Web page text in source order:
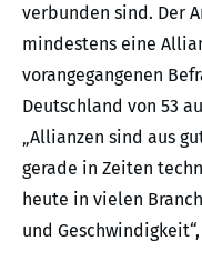
verbunden sind. Der
mindestens eine
vorangegangenen
Deutschland von 53
„Allianzen sind aus
gerade in Zeiten
heute in vielen
und